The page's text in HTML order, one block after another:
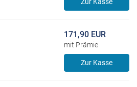
Zur Kasse
171,90 EUR
mit Prämie
Zur Kasse